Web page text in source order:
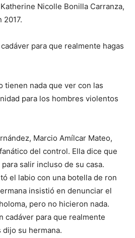
Nicolle Bonilla Carranza,
2017.
para que realmente hagas
tienen nada que ver con las
para los hombres violentos
Marcio Amílcar Mateo,
del control. Ella dice que
salir incluso de su casa.
el labio con una botella de ron
insistió en denunciar el
pero no hicieron nada.
cadáver para que realmente
dijo su hermana.